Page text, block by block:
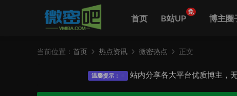
首页 B站UP
免
博主圈
当前位置： 首页 热点资讯 微密热点 正文
温馨提示： 站内分享各大平台优质博主，